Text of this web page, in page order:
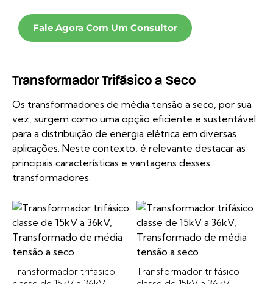
Fale Agora Com Um Consultor
Transformador Trifásico a Seco
Os transformadores de média tensão a seco, por sua
vez, surgem como uma opção eficiente e sustentável
para a distribuição de energia elétrica em diversas
aplicações. Neste contexto, é relevante destacar as
principais características e vantagens desses
transformadores.
Transformador trifásico
Transformador trifásico